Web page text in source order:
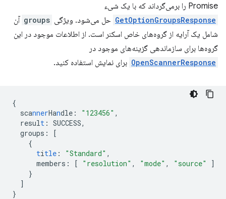
Promise را برمی‌گرداند که با یک شیء
GetOptionGroupsResponse حل می‌شود. ویژگی groups آن
شامل یک آرایه از گروه‌های خاص اسکنر است. از اطلاعات موجود در این
گروه‌ها برای سازماندهی گزینه‌های موجود در
OpenScannerResponse برای نمایش استفاده کنید.
{
scannerHandle : "123456" ,
result : SUCCESS,
groups :
[
{
title : "Standard" ,
members : [ "resolution" , "mode" , "source"
]
}
]
}